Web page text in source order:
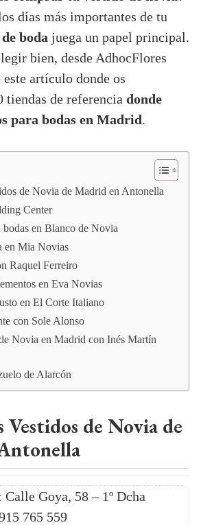
días más importantes de tu
boda juega un papel principal.
bien, desde AdhocFlores
este artículo donde os
tiendas de referencia donde
para bodas en Madrid.
de Novia de Madrid en Antonella
Center
bodas en Blanco de Novia
en Mia Novias
Raquel Ferreiro
en Eva Novias
en El Corte Italiano
con Sole Alonso
Novia en Madrid con Inés Martín
de Alarcón
Vestidos de Novia de
Calle Goya, 58 – 1º Dcha
765 559